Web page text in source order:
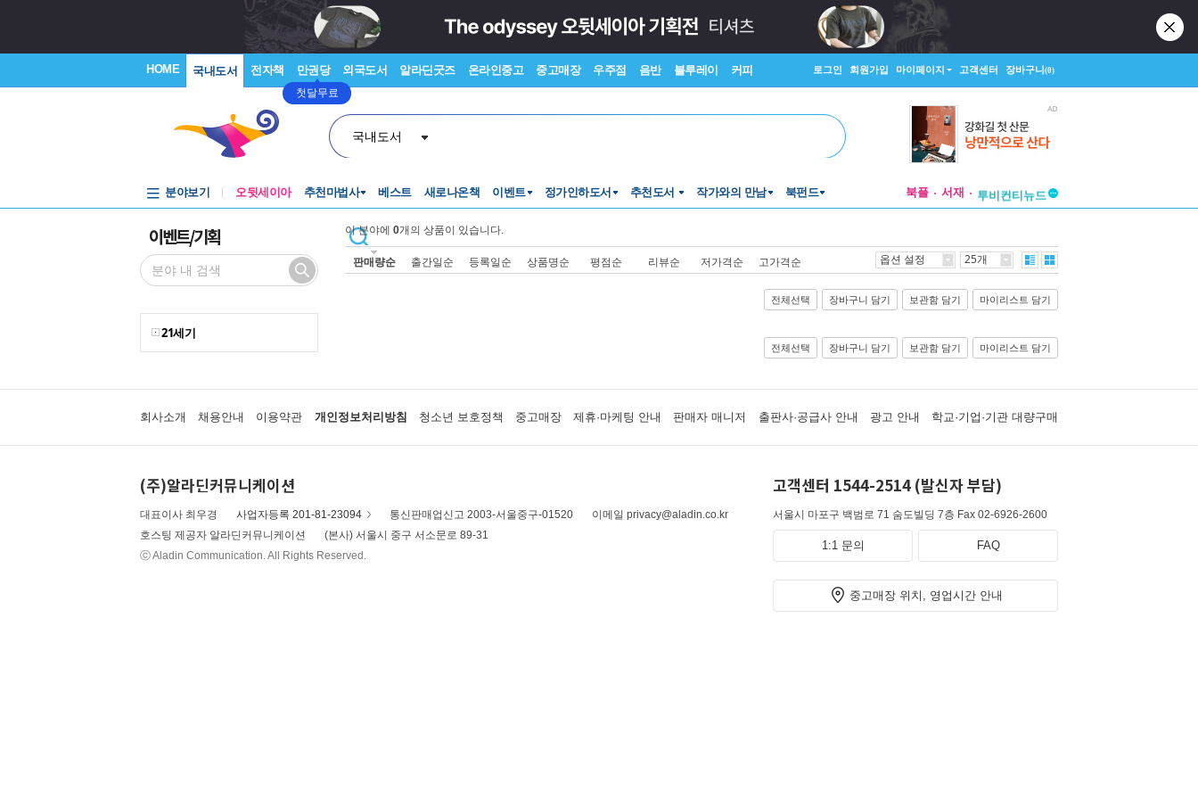
HOME 국내도서 전자책 만권당
첫달무료
외국도서 알라딘굿즈 온라인중고 중고매장 우주점 음반 블루레이 커피 로그인 회원가입 마이페이지 고객센터 장바구니(0)
국내도서
분야보기 오뒷세이아 추천마법사 베스트 새로나온책 이벤트 정가인하도서 추천도서 작가와의 만남 북펀드 북플 서재
투비컨티뉴드
투비컨티뉴드
이벤트/기획
21세기
이 분야에 0개의 상품이 있습니다.
판매량순 출간일순 등록일순 상품명순 평점순 리뷰순 저가격순 고가격순 옵션 설정 25개
전체선택 장바구니 담기 보관함 담기 마이리스트 담기
전체선택 장바구니 담기 보관함 담기 마이리스트 담기
회사소개 채용안내 이용약관 개인정보처리방침 청소년 보호정책 중고매장 제휴·마케팅 안내 판매자 매니저 출판사·공급사 안내 광고 안내 학교·기업·기관 대량구매
(주)알라딘커뮤니케이션
대표이사 최우경 사업자등록 201-81-23094 통신판매업신고 2003-서울중구-01520
이메일 privacy@aladin.co.kr
호스팅 제공자 알라딘커뮤니케이션
(본사) 서울시 중구 서소문로 89-31
ⓒ Aladin Communication. All Rights Reserved.
고객센터 1544-2514 (발신자 부담)
서울시 마포구 백범로 71 숨도빌딩 7층 Fax 02-6926-2600
1:1 문의 FAQ
중고매장 위치, 영업시간 안내